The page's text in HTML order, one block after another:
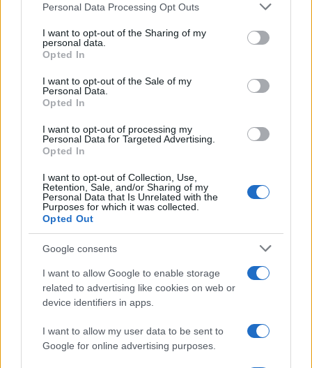
Please note that this website/app uses one or more Google
not limited to your visit or usage behaviour. You may click to
grant or deny consent to Google and its third-party tags to
use your data for below specified purposes in below Google
consent section.
Personal Data Processing Opt Outs
I want to opt-out of the Sharing of my
personal data.
Opted In
I want to opt-out of the Sale of my
Personal Data.
Opted In
I want to opt-out of processing my
Personal Data for Targeted Advertising.
Opted In
I want to opt-out of Collection, Use,
Retention, Sale, and/or Sharing of my
Personal Data that Is Unrelated with the
Purposes for which it was collected.
Opted Out
Google consents
I want to allow Google to enable storage
related to advertising like cookies on web or
device identifiers in apps.
I want to allow my user data to be sent to
Google for online advertising purposes.
21:3808.08.25
Ζούσε μόνος, χωρίς ρεύμα από το 2007 ο
της Κερατέας